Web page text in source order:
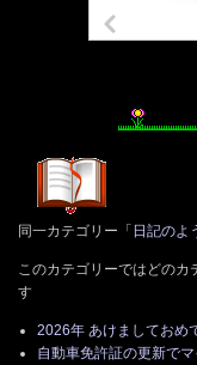
同一カテゴリー「 日記のよ
このカテゴリーではどの
す
2026年 あけましておめ
自動車免許証の更新で